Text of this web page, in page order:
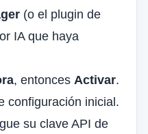
(o el plugin de
IA que haya
, entonces Activar.
configuración inicial.
su clave API de